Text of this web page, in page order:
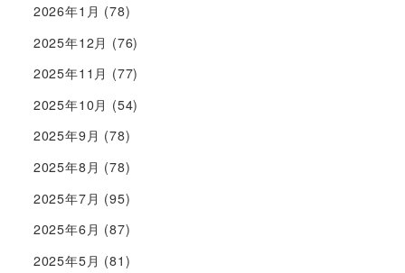
2026年1月 (78)
2025年12月 (76)
2025年11月 (77)
2025年10月 (54)
2025年9月 (78)
2025年8月 (78)
2025年7月 (95)
2025年6月 (87)
2025年5月 (81)